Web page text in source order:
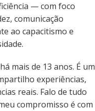
— com foco
comunicação
ao capacitismo e
mais de 13 anos. É um
experiências,
reais. Falo de tudo
compromisso é com